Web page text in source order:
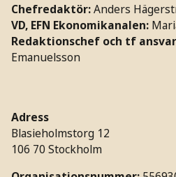
Chefredaktör:Anders
VD, EFN Ekonomikanalen:
Redaktionschef och tf
Emanuelsson
Adress
Blasieholmstorg 12
106 70 Stockholm